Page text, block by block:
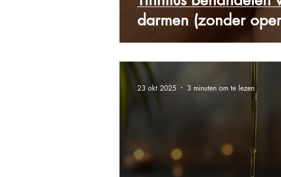
darmen (zonder
23 okt 2025 3 minuten om te lezen